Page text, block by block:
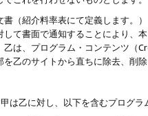
（紹介料率表にて定義します。
て書面で通知することにより、
は、プログラム・コンテンツ（
乙のサイトから直ちに除去、削
は乙に対し、以下を含むプログ